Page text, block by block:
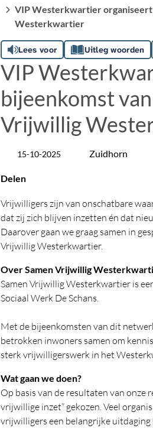
VIP Westerkwartier
Westerkwartier
Lees voor Uitleg woorden
VIP
bijeenkomst
Vrijwillig
Datum
15-10-2025
LocatieZuidhorn
Delen
Vrijwilligers zijn van onschatbare
dat zij zich blijven inzetten én dat
Daarover gaan we graag samen in
Vrijwillig Westerkwartier.
Over Samen Vrijwillig
Samen Vrijwillig Westerkwartier is
Sociaal Werk De Schans.
Met de bijeenkomsten van dit
betrokken inwoners samen om
sterk vrijwilligerswerk in het
Wat gaan we doen?
Op basis van de resultaten van onze
vrijwillige inzet” gekozen. Veel
vrijwilligers een belangrijke uitdaging